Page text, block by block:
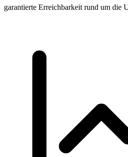
garantierte Erreichbarkeit rund um die